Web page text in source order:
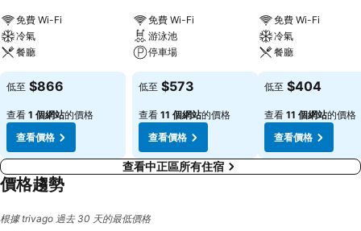
免費 Wi-Fi
冷氣
餐廳
低至 $866
查看 1 個網站的價格
查看價格
免費 Wi-Fi
游泳池
停車場
低至 $573
查看 11 個網站的價格
查看價格
免費 Wi-Fi
冷氣
餐廳
低至 $404
查看 11 個網站的價格
查看價格
查看中正區所有住宿
價格趨勢
根據 trivago 過去 30 天的最低價格